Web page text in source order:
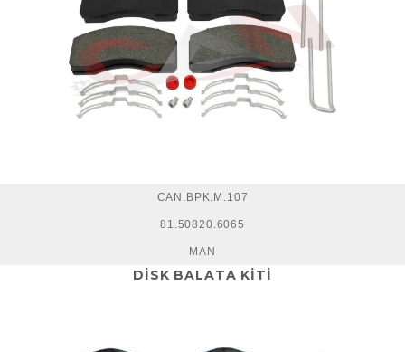
CAN.BPK.M.107
81.50820.6065
MAN
DİSK BALATA KİTİ